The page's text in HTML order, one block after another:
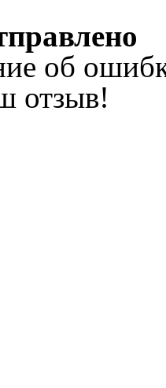
об
отзыв!